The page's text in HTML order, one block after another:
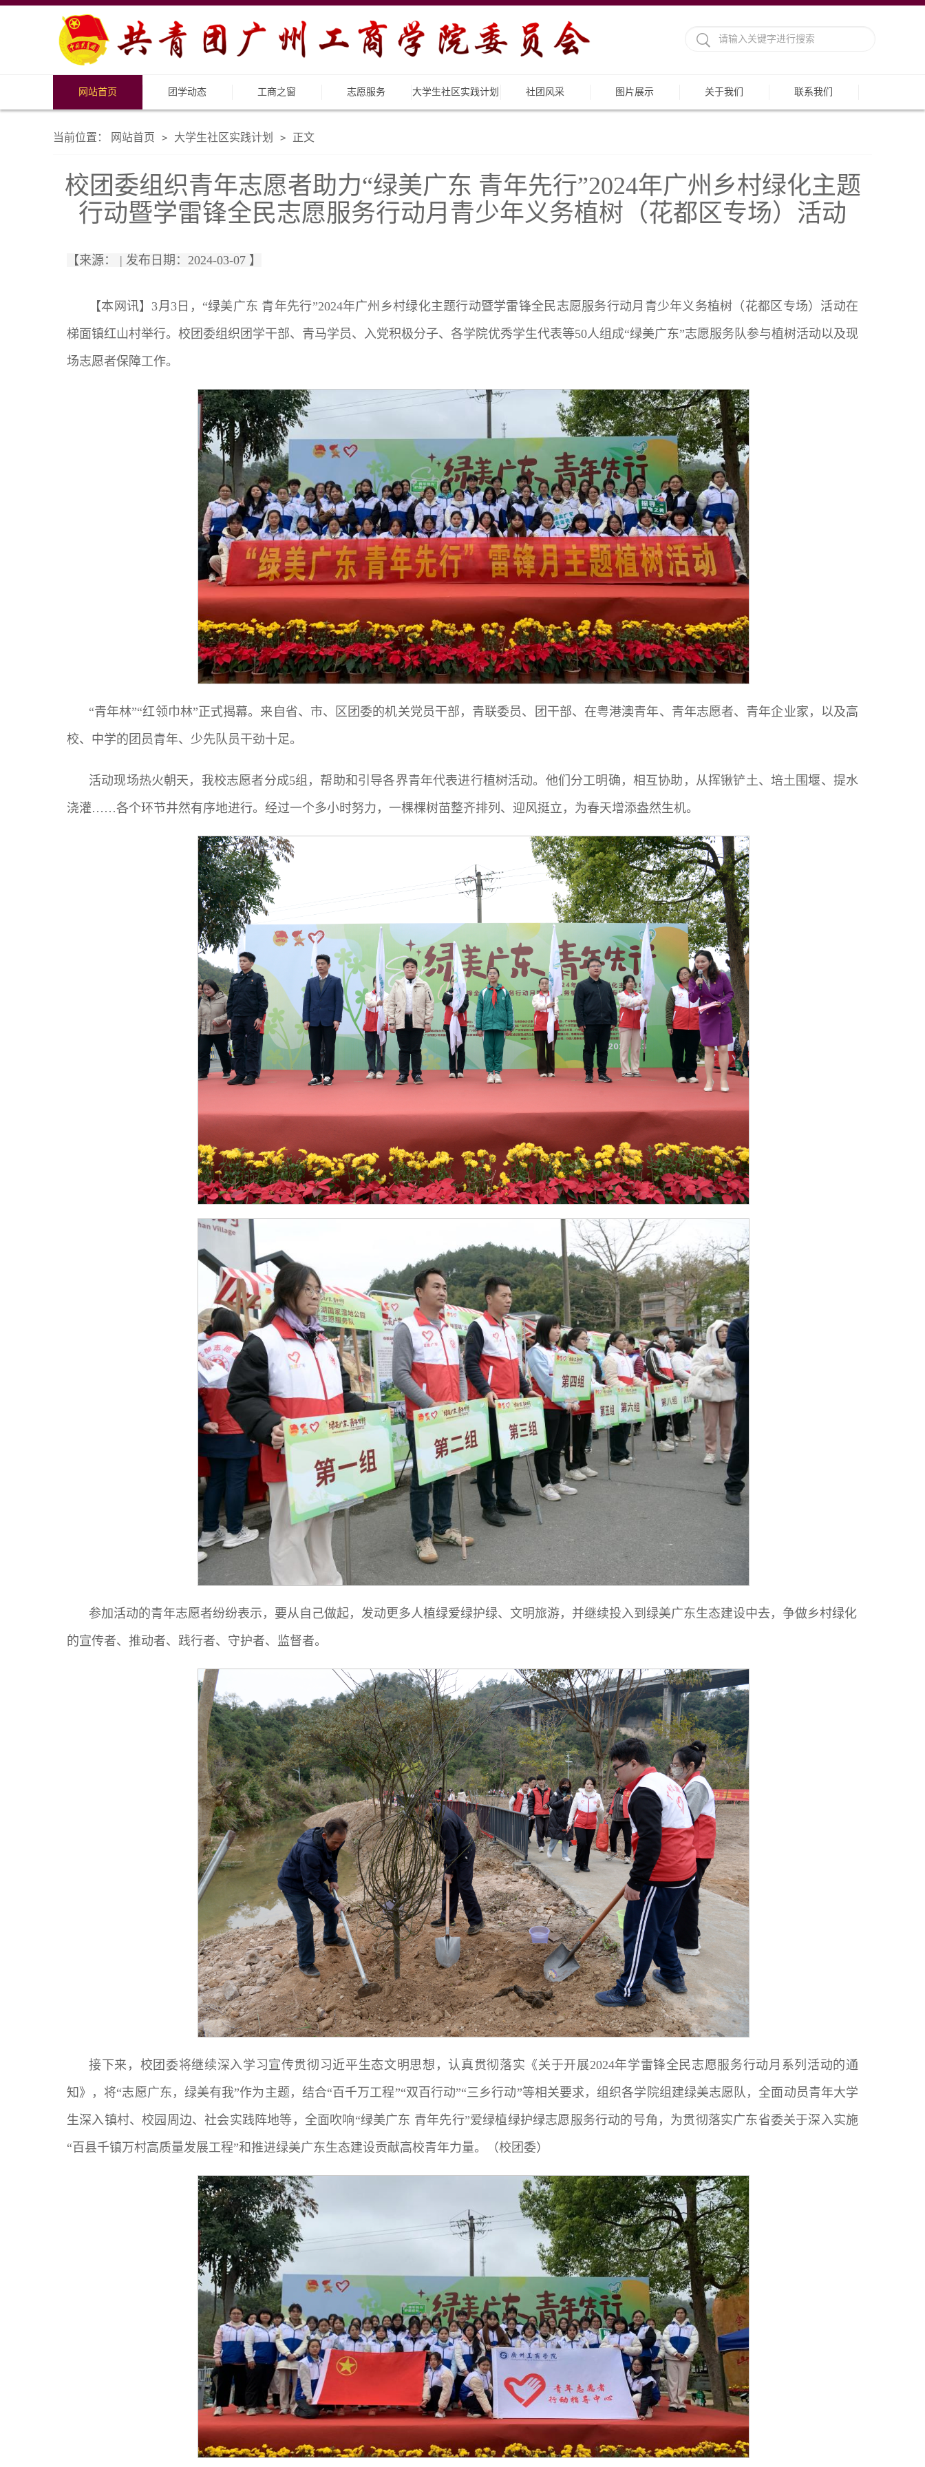
网站首页 团学动态 工商之窗 志愿服务 大学生社区实践计划 社团风采 图片展示 关于我们 联系我们
当前位置： 网站首页 > 大学生社区实践计划 > 正文
校团委组织青年志愿者助力“绿美广东 青年先行”2024年广州乡村绿化主题
行动暨学雷锋全民志愿服务行动月青少年义务植树（花都区专场）活动
【来源： | 发布日期：2024-03-07 】
【本网讯】3月3日，“绿美广东 青年先行”2024年广州乡村绿化主题行动暨学雷锋全民志愿服务行动月青少年义务植树（花都区专场）活动在
梯面镇红山村举行。校团委组织团学干部、青马学员、入党积极分子、各学院优秀学生代表等50人组成“绿美广东”志愿服务队参与植树活动以及现
场志愿者保障工作。
“青年林”“红领巾林”正式揭幕。来自省、市、区团委的机关党员干部，青联委员、团干部、在粤港澳青年、青年志愿者、青年企业家，以及高
校、中学的团员青年、少先队员干劲十足。
活动现场热火朝天，我校志愿者分成5组，帮助和引导各界青年代表进行植树活动。他们分工明确，相互协助，从挥锹铲土、培土围堰、提水
浇灌……各个环节井然有序地进行。经过一个多小时努力，一棵棵树苗整齐排列、迎风挺立，为春天增添盎然生机。
参加活动的青年志愿者纷纷表示，要从自己做起，发动更多人植绿爱绿护绿、文明旅游，并继续投入到绿美广东生态建设中去，争做乡村绿化
的宣传者、推动者、践行者、守护者、监督者。
接下来，校团委将继续深入学习宣传贯彻习近平生态文明思想，认真贯彻落实《关于开展2024年学雷锋全民志愿服务行动月系列活动的通
知》，将“志愿广东，绿美有我”作为主题，结合“百千万工程”“双百行动”“三乡行动”等相关要求，组织各学院组建绿美志愿队，全面动员青年大学
生深入镇村、校园周边、社会实践阵地等，全面吹响“绿美广东 青年先行”爱绿植绿护绿志愿服务行动的号角，为贯彻落实广东省委关于深入实施
“百县千镇万村高质量发展工程”和推进绿美广东生态建设贡献高校青年力量。（校团委）